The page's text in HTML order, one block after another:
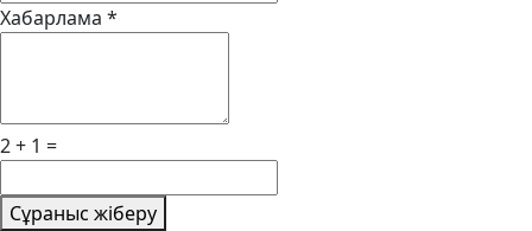
Хабарлама *
2 + 1 =
Сұраныс жіберу